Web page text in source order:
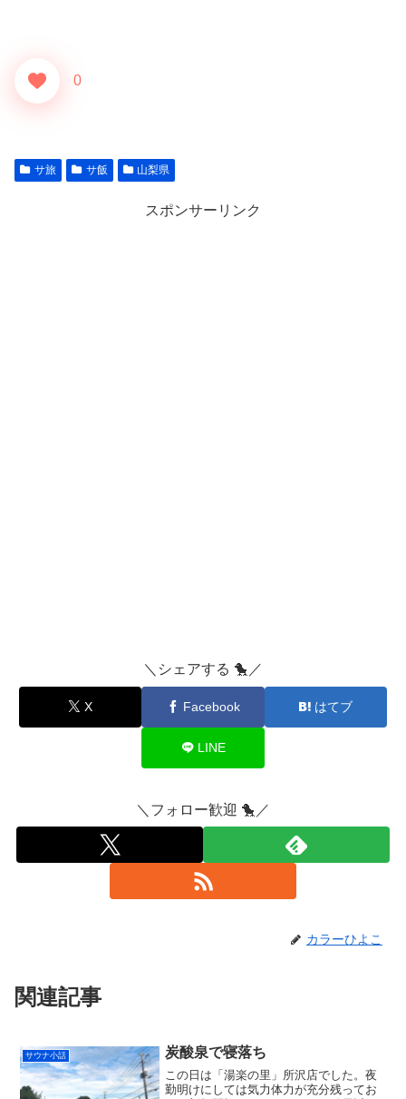
0
サ旅 サ飯 山梨県
スポンサーリンク
＼シェアする 🐤／
X Facebook はてブ
LINE
＼フォロー歓迎 🐤／
カラーひよこ
関連記事
サウナ小話 炭酸泉で寝落ち
この日は「湯楽の里」所沢店でした。夜
勤明けにしては気力体力が充分残ってお